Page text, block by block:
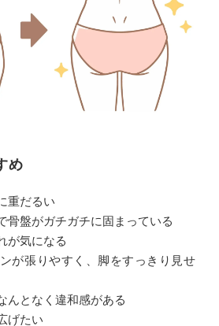
め
重だるい
骨盤がガチガチに固まっている
が気になる
が張りやすく、脚をすっきり見せ
んとなく違和感がある
げたい